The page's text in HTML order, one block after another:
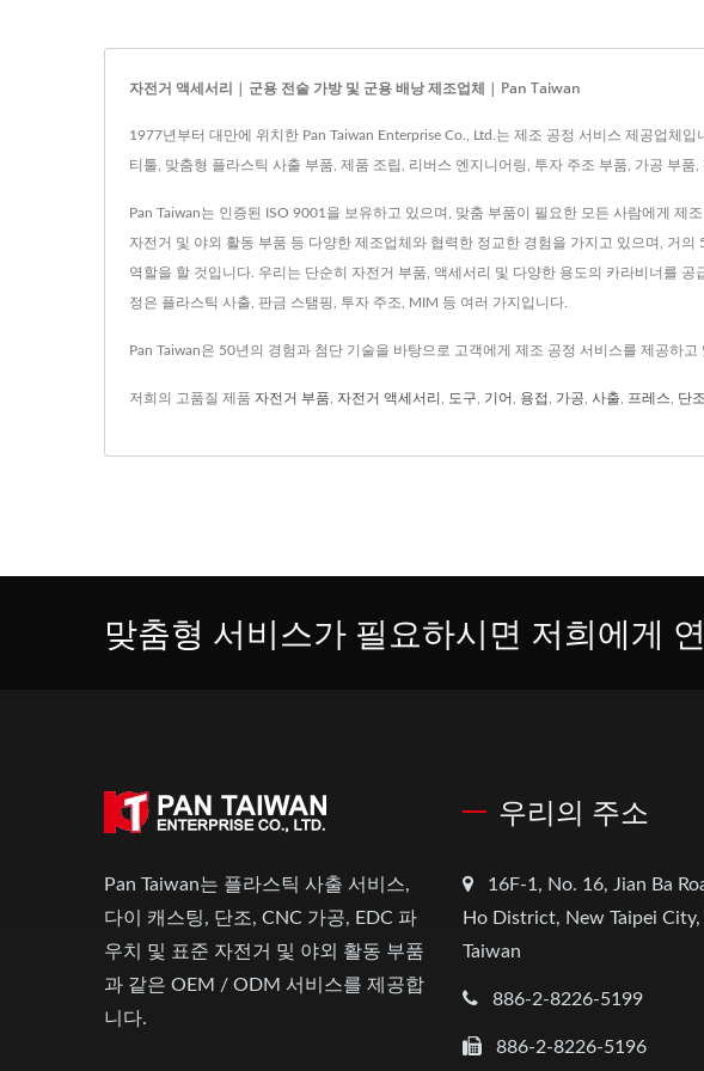
자전거 액세서리 | 군용 전술 가방 및 군용 배낭 제조업체 | Pan Taiwan
1977년부터 대만에 위치한 Pan Taiwan Enterprise Co., Ltd.는 제조 공정 서비스 제공업체
티툴, 맞춤형 플라스틱 사출 부품, 제품 조립, 리버스 엔지니어링, 투자 주조 부품, 가공 부
Pan Taiwan는 인증된 ISO 9001을 보유하고 있으며, 맞춤 부품이 필요한 모든 사람에게 제
자전거 및 야외 활동 부품 등 다양한 제조업체와 협력한 정교한 경험을 가지고 있으며, 거
역할을 할 것입니다. 우리는 단순히 자전거 부품, 액세서리 및 다양한 용도의 카라비너를
정은 플라스틱 사출, 판금 스탬핑, 투자 주조, MIM 등 여러 가지입니다.
Pan Taiwan은 50년의 경험과 첨단 기술을 바탕으로 고객에게 제조 공정 서비스를 제공하
저희의 고품질 제품 자전거 부품 자전거 액세서리 도구 기어 용접 가공 사출 프레스 단조
맞춤형 서비스가 필요하시면 저희에게
Pan Taiwan는 플라스틱 사출 서비스,
다이 캐스팅, 단조, CNC 가공, EDC 파
우치 및 표준 자전거 및 야외 활동 부품
과 같은 OEM / ODM 서비스를 제공합
니다.
우리의 주소
16F-1, No. 16, Jian Ba
Ho District, New Taipei
Taiwan
886-2-8226-5199
886-2-8226-5196